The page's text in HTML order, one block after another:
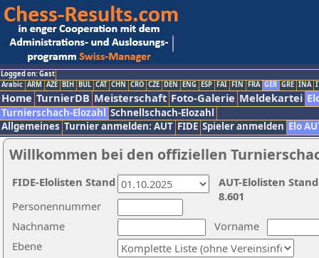
Logged on: Gast
Arabic ARM AZE BIH BUL CAT CHN CRO CZE DEN ENG ESP FAI FIN FRA GER GRE INA
Home TurnierDB Meisterschaft Foto-Galerie Meldekartei
Turnierschach-Elozahl Schnellschach-Elozahl
Allgemeines Turnier anmelden: AUT FIDE Spieler anmelden Elo
Willkommen bei den offiziellen
Nachname
Vorname
Ebene
Personennummer
AUT-Elolisten
8.601
FIDE-Elolisten Stand